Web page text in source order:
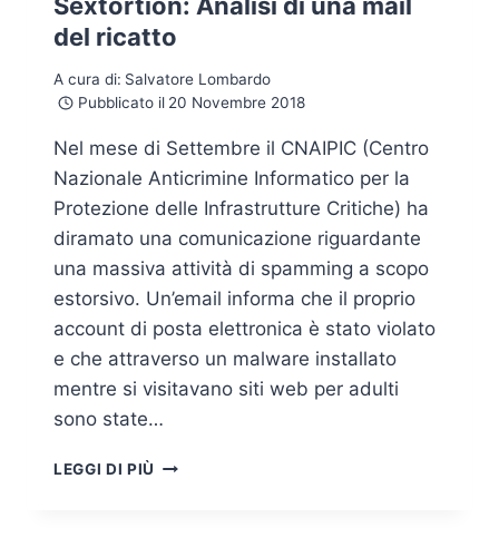
Sextortion: Analisi di una mail
del ricatto
A cura di: Salvatore Lombardo
Pubblicato il 20 Novembre 2018
Nel mese di Settembre il CNAIPIC (Centro
Nazionale Anticrimine Informatico per la
Protezione delle Infrastrutture Critiche) ha
diramato una comunicazione riguardante
una massiva attività di spamming a scopo
estorsivo. Un’email informa che il proprio
account di posta elettronica è stato violato
e che attraverso un malware installato
mentre si visitavano siti web per adulti
sono state…
LEGGI DI PIÙ SEXTORTION: